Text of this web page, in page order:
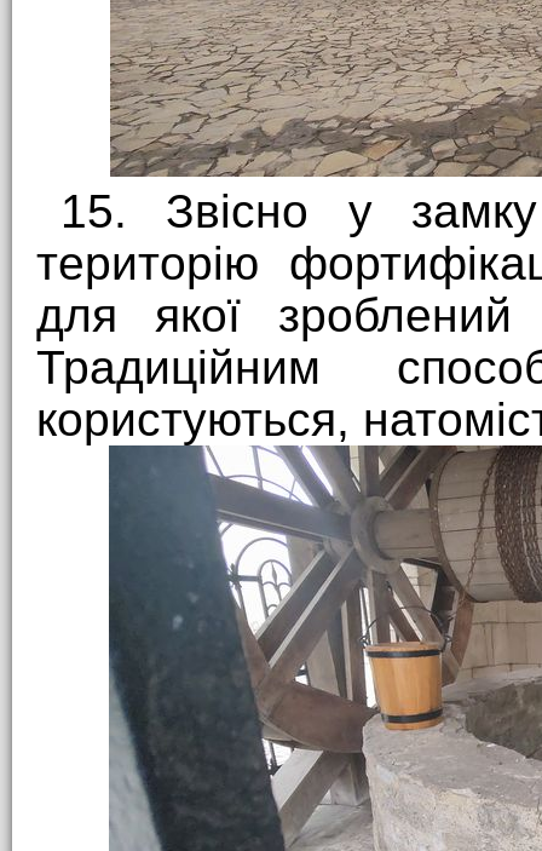
15. Звісно у
територію
для якої зроблений
Традиційним
користуються,